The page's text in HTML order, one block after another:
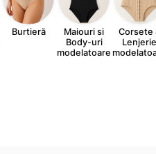
Burtieră
Maiouri si
Body-uri
modelatoare
Corsete
Lenjerie